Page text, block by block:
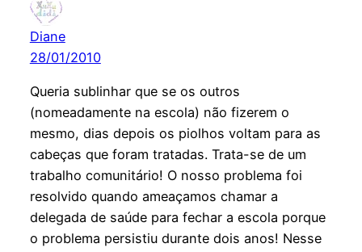
Diane
28/01/2010
Queria sublinhar que se os outros
(nomeadamente na escola) não fizerem o
mesmo, dias depois os piolhos voltam para as
cabeças que foram tratadas. Trata-se de um
trabalho comunitário! O nosso problema foi
resolvido quando ameaçamos chamar a
delegada de saúde para fechar a escola porque
o problema persistiu durante dois anos! Nesse